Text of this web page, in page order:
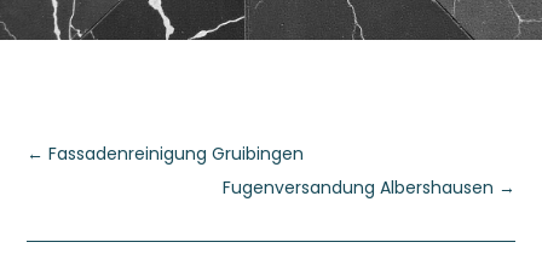
←Fassadenreinigung Gruibingen
Fugenversandung Albershausen →